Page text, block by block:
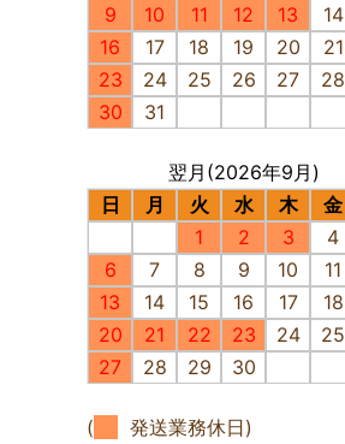
9
10 11 12 13 14
16
17 18 19 20 21
23
24 25 26 27 28
30
31
翌月(2026年9月)
日
月 火 水 木 金
1
2 3 4
6
7 8 9 10 11
13
14 15 16 17 18
20
21 22 23 24 25
27
28 29 30
( 発送業務休日)